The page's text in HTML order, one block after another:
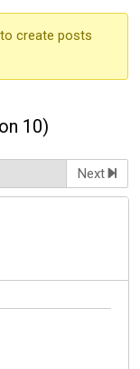
to create posts
10)
Next